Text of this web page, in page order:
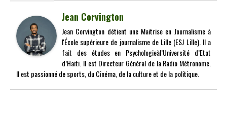
Jean Corvington
Jean Corvington détient une Maitrise en Journalisme à
l'École supérieure de journalisme de Lille (ESJ Lille). Il a
fait des études en Psychologieàl’Université d’Etat
d’Haiti. Il est Directeur Général de la Radio Métronome.
Il est passionné de sports, du Cinéma, de la culture et de la politique.